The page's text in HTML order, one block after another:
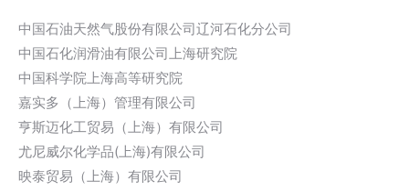
中国石油天然气股份有限公司辽河石化分公司
中国石化润滑油有限公司上海研究院
中国科学院上海高等研究院
嘉实多（上海）管理有限公司
亨斯迈化工贸易（上海）有限公司
尤尼威尔化学品(上海)有限公司
映泰贸易（上海）有限公司